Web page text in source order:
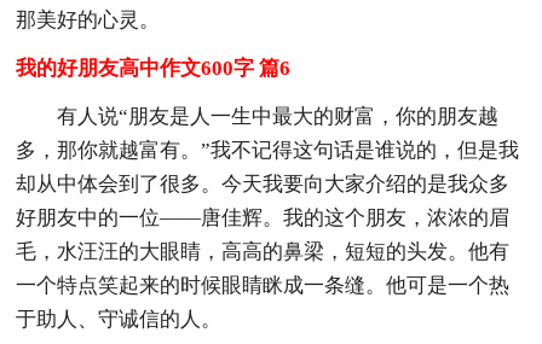
那美好的心灵。
我的好朋友高中作文600字 篇6
有人说“朋友是人一生中最大的财富，你的朋友越
多，那你就越富有。”我不记得这句话是谁说的，但是我
却从中体会到了很多。今天我要向大家介绍的是我众多
好朋友中的一位——唐佳辉。我的这个朋友，浓浓的眉
毛，水汪汪的大眼睛，高高的鼻梁，短短的头发。他有
一个特点笑起来的时候眼睛眯成一条缝。他可是一个热
于助人、守诚信的人。